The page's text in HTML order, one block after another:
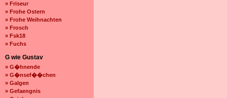
» Friseur
» Frohe Ostern
» Frohe Weihnachten
» Frosch
» Fsk18
» Fuchs
G wie Gustav
» G�hnende
» G�nsef��chen
» Galgen
» Gefaengnis